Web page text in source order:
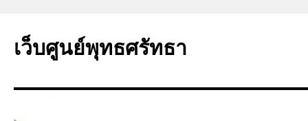
ยัง
เว็บศูนย์พุทธศรัทธา